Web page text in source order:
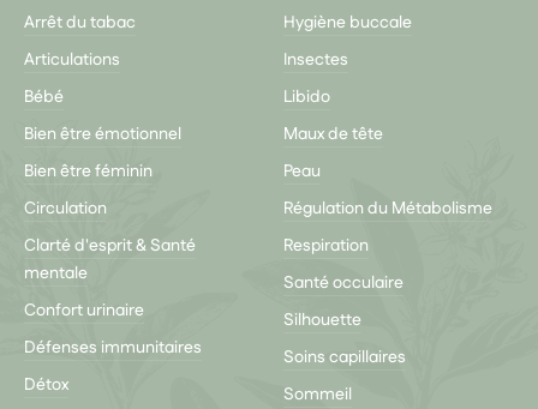
Arrêt du tabac
Articulations
Bébé
Bien être émotionnel
Bien être féminin
Circulation
Clarté d'esprit & Santé
mentale
Confort urinaire
Défenses immunitaires
Détox
Hygiène buccale
Insectes
Libido
Maux de tête
Peau
Régulation du Métabolisme
Respiration
Santé occulaire
Silhouette
Soins capillaires
Sommeil